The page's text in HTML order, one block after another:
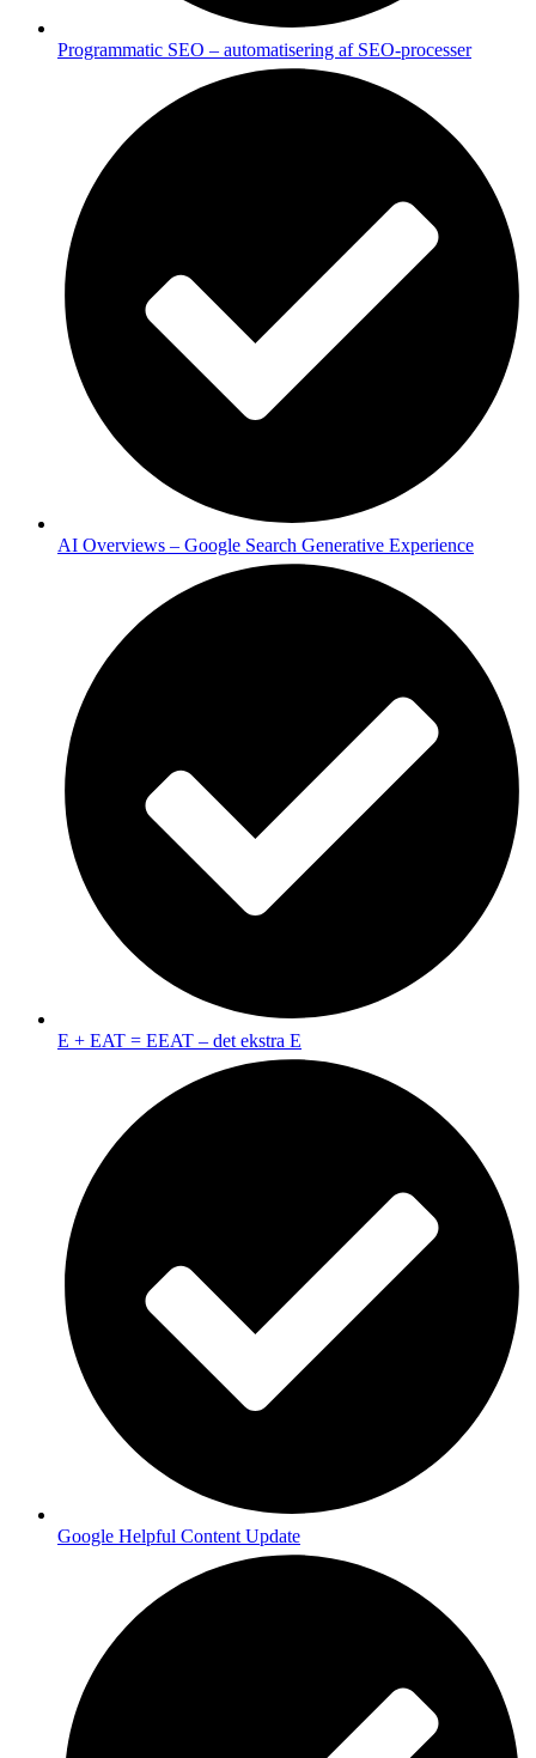
Programmatic SEO – automatisering af SEO-processer
AI Overviews – Google Search Generative Experience
E + EAT = EEAT – det ekstra E
Google Helpful Content Update